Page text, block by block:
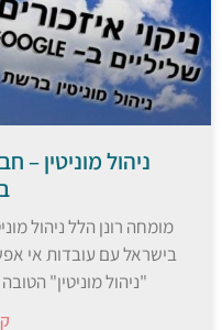
ניהול מוניטין –
מומחה רונן הלל ניהול
בישראל עם עובדות אי
"ניהול מוניטין"